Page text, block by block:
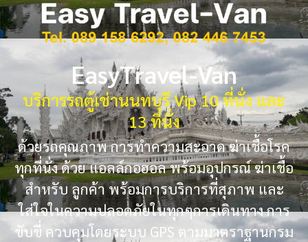
EasyTravel-Van
บริการรถตู้เช่านนทบุรี Vip 10 ที่นั่ง และ
13 ที่นั่ง
ด้วยรถคุณภาพ การทำความสะอาด ฆ่าเชื้อโรค
ทุกที่นั่ง ด้วย แอลล์กอฮอล พร้อมอุปกรณ์ ฆ่าเชื้อ
สำหรับ ลูกค้า พร้อมการบริการที่สุภาพ และ
ใส่ใจในความปลอดภัยในทุกๆการเดินทาง การ
ขับขี่ ควบคุมโดยระบบ GPS ตามมาตราฐานกรม